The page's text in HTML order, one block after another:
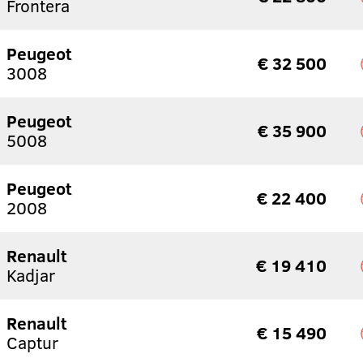
Frontera
Peugeot
3008
€ 32 500
Peugeot
5008
€ 35 900
Peugeot
2008
€ 22 400
Renault
Kadjar
€ 19 410
Renault
Captur
€ 15 490